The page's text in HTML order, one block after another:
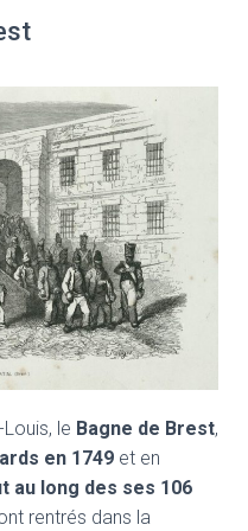
le Bagne de Brest,
en 1749 et en
au long des ses 106
rentrés dans la